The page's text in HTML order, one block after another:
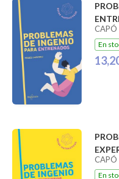
CAPÓ
En
CAPÓ
En